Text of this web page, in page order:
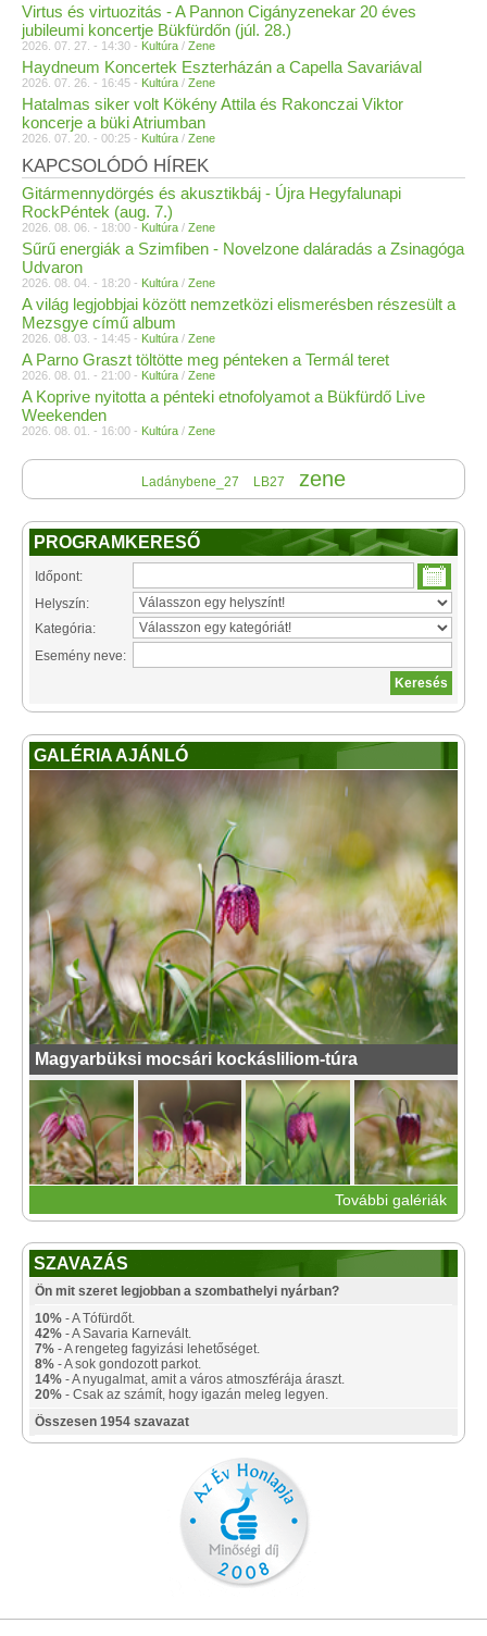
Virtus és virtuozitás - A Pannon Cigányzenekar 20 éves
jubileumi koncertje Bükfürdőn (júl. 28.)
2026. 07. 27. - 14:30 - Kultúra / Zene
Haydneum Koncertek Eszterházán a Capella Savariával
2026. 07. 26. - 16:45 - Kultúra / Zene
Hatalmas siker volt Kökény Attila és Rakonczai Viktor
koncerje a büki Atriumban
2026. 07. 20. - 00:25 - Kultúra / Zene
KAPCSOLÓDÓ HÍREK
Gitármennydörgés és akusztikbáj - Újra Hegyfalunapi
RockPéntek (aug. 7.)
2026. 08. 06. - 18:00 - Kultúra / Zene
Sűrű energiák a Szimfiben - Novelzone daláradás a Zsinagóga
Udvaron
2026. 08. 04. - 18:20 - Kultúra / Zene
A világ legjobbjai között nemzetközi elismerésben részesült a
Mezsgye című album
2026. 08. 03. - 14:45 - Kultúra / Zene
A Parno Graszt töltötte meg pénteken a Termál teret
2026. 08. 01. - 21:00 - Kultúra / Zene
A Koprive nyitotta a pénteki etnofolyamot a Bükfürdő Live
Weekenden
2026. 08. 01. - 16:00 - Kultúra / Zene
Ladánybene_27 LB27 zene
PROGRAMKERESŐ
Időpont:
Helyszín:
Kategória:
Esemény neve:
GALÉRIA AJÁNLÓ
Magyarbüksi mocsári kockásliliom-túra
További galériák
SZAVAZÁS
Ön mit szeret legjobban a szombathelyi nyárban?
10% - A Tófürdőt.
42% - A Savaria Karnevált.
7% - A rengeteg fagyizási lehetőséget.
8% - A sok gondozott parkot.
14% - A nyugalmat, amit a város atmoszférája áraszt.
20% - Csak az számít, hogy igazán meleg legyen.
Összesen 1954 szavazat